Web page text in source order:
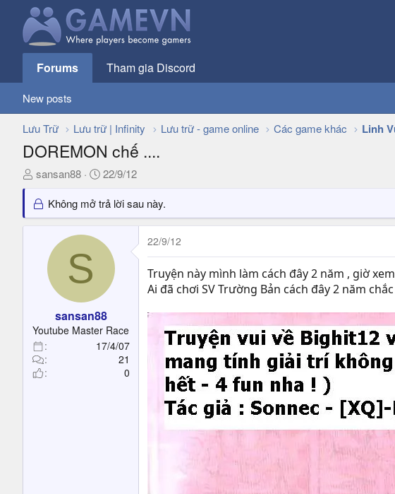
Forums Tham gia Discord
New posts
Lưu Trữ Lưu trữ | Infinity Lưu trữ - game online Các game khác Linh
DOREMON chế ....
T
r
e
e
r
sansan88
N
à
y
ử
22/9/12
Không mở trả lời sau này.
S
sansan88
Youtube Master Race
17/4/07
21
0
22/9/12
Truyện này mình làm cách đây 2 năm , giờ
Ai đã chơi SV Trường Bản cách đây 2 năm